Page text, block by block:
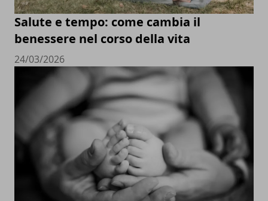
Salute e tempo: come cambia il
benessere nel corso della vita
24/03/2026